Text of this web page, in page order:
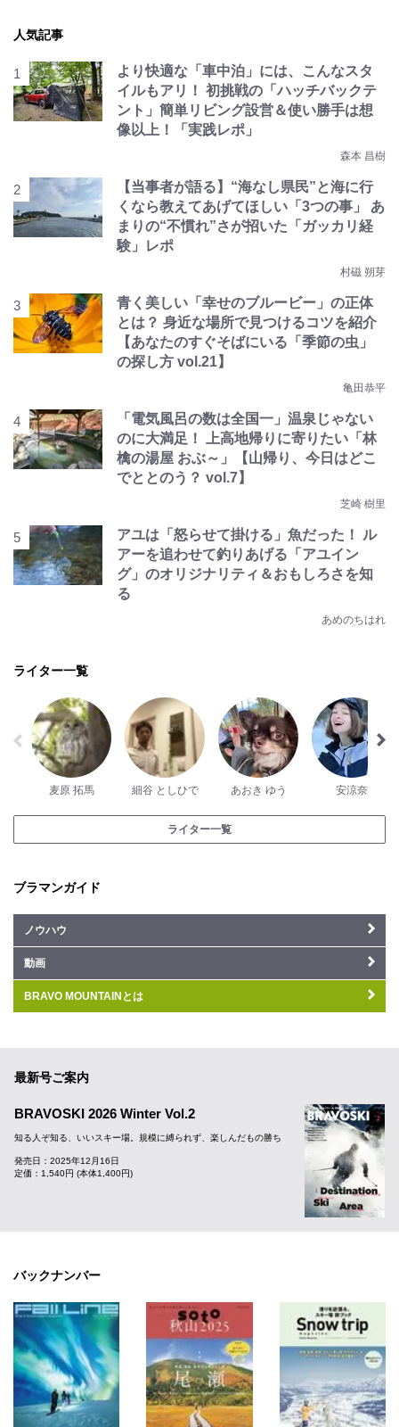
人気記事
より快適な「車中泊」には、こんなスタ
イルもアリ！ 初挑戦の「ハッチバックテ
ント」簡単リビング設営＆使い勝手は想
像以上！「実践レポ」
森本 昌樹
【当事者が語る】“海なし県民”と海に行
くなら教えてあげてほしい「3つの事」 あ
まりの“不慣れ”さが招いた「ガッカリ経
験」レポ
村磁 朔芽
青く美しい「幸せのブルービー」の正体
とは？ 身近な場所で見つけるコツを紹介
【あなたのすぐそばにいる「季節の虫」
の探し方 vol.21】
亀田恭平
「電気風呂の数は全国一」温泉じゃない
のに大満足！ 上高地帰りに寄りたい「林
檎の湯屋 おぶ～」【山帰り、今日はどこ
でととのう？ vol.7】
芝崎 樹里
アユは「怒らせて掛ける」魚だった！ ル
アーを追わせて釣りあげる「アユイン
グ」のオリジナリティ＆おもしろさを知
る
あめのちはれ
ライター一覧
麦原 拓馬 細谷 としひで あおき ゆう 安涼奈
ライター一覧
ブラマンガイド
ノウハウ
動画
BRAVO MOUNTAINとは
最新号ご案内
BRAVOSKI 2026 Winter Vol.2
知る人ぞ知る、いいスキー場。規模に縛られず、楽しんだもの勝ち
発売日：2025年12月16日
定価：1,540円 (本体1,400円)
バックナンバー